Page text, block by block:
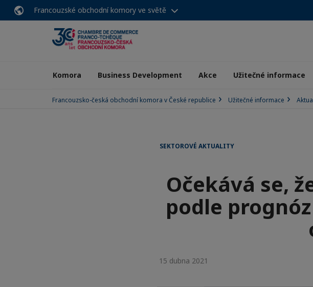
Francouzské obchodní komory ve světě
Komora Business Development Akce Užitečné informace
Francouzsko-česká obchodní komora v České republice Užitečné informace
SEKTOROVÉ AKTUALITY
Očekává se,
podle
15 dubna 2021